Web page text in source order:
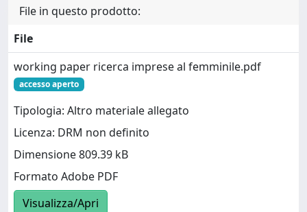
File in questo prodotto:
File
working paper ricerca imprese al femminile.pdf
accesso aperto
Tipologia: Altro materiale allegato
Licenza: DRM non definito
Dimensione 809.39 kB
Formato Adobe PDF
Visualizza/Apri